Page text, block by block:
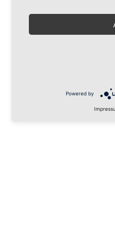
Powered by